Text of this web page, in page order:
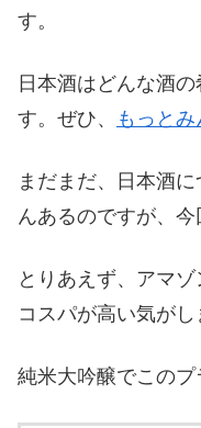
す。
日本酒はどんな酒
す。ぜひ、
もっと
まだまだ、日本酒
んあるのですが、今
とりあえず、アマ
コスパが高い気がし
純米大吟醸でこのプ